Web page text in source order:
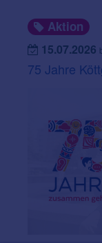
Aktion
15.07.2026
75 Jahre